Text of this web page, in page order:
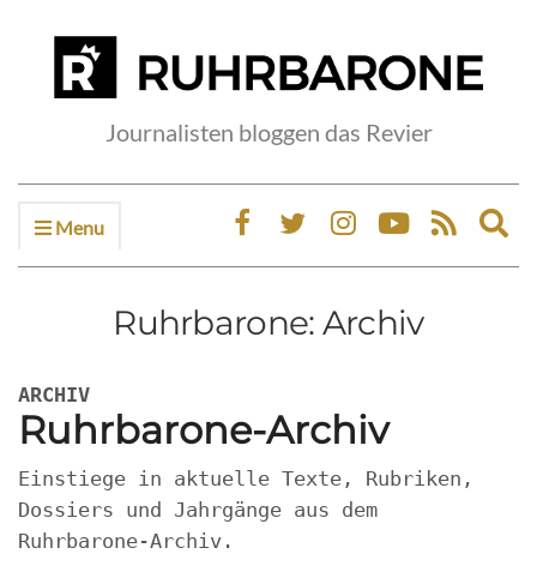
Journalisten bloggen das Revier
Menu
Ruhrbarone: Archiv
ARCHIV
Ruhrbarone-Archiv
Einstiege in aktuelle Texte, Rubriken,
Dossiers und Jahrgänge aus dem
Ruhrbarone-Archiv.